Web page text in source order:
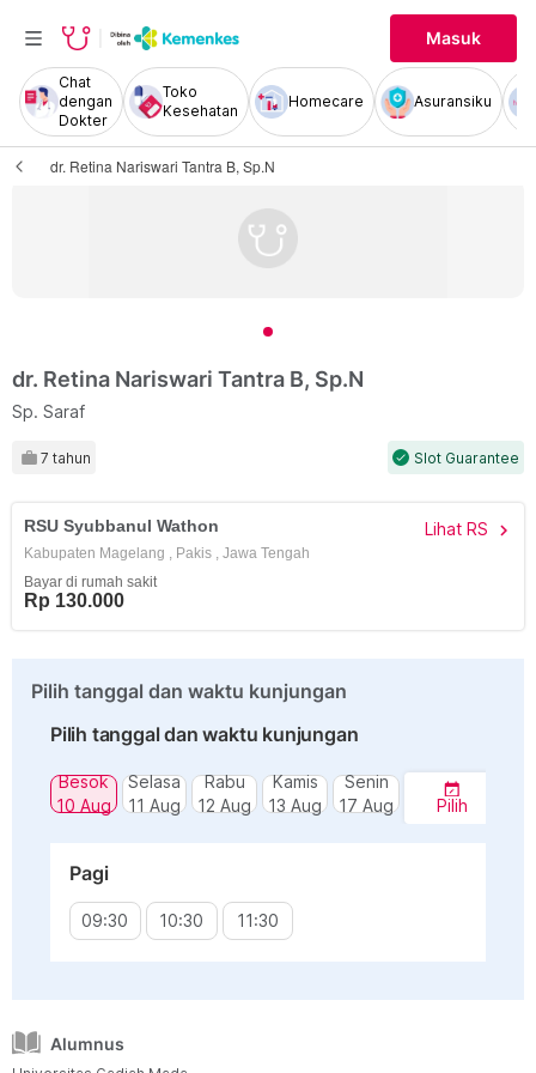
Masuk
Chat
dengan
Dokter
Toko
Kesehatan
Homecare Asuransiku
dr. Retina Nariswari Tantra B, Sp.N
dr. Retina Nariswari Tantra B, Sp.N
Sp. Saraf
7 tahun check Slot Guarantee
RSU Syubbanul Wathon Lihat RS chevron_right
Kabupaten Magelang , Pakis , Jawa Tengah
Bayar di rumah sakit
Rp 130.000
Pilih tanggal dan waktu kunjungan
Pilih tanggal dan waktu kunjungan
Besok
10 Aug
Selasa
11 Aug
Rabu
12 Aug
Kamis
13 Aug
Senin
17 Aug
Pilih
Pagi
09:30 10:30 11:30
Alumnus